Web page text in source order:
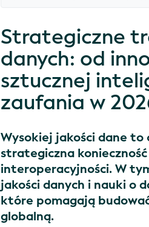
Strategiczne
danych: od
sztucznej
zaufania w
Wysokiej jakości dane
strategiczna
interoperacyjności. W
jakości danych i nauki o
które pomagają
globalną.